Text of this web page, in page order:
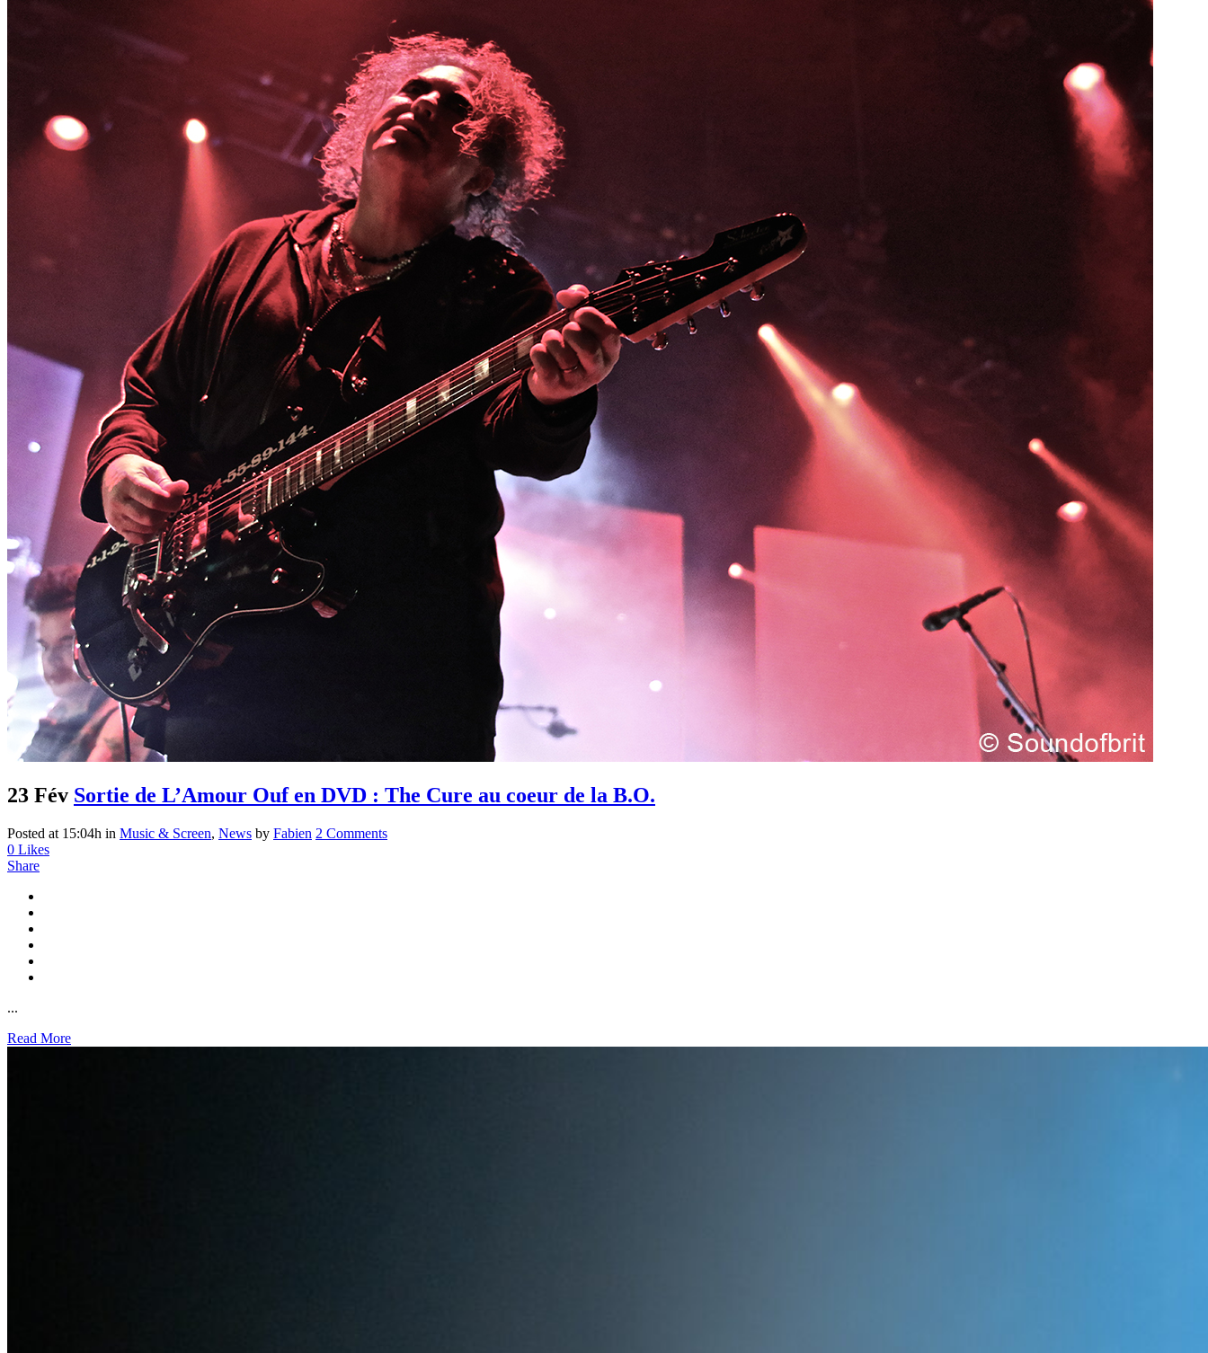
23 Fév Sortie de L’Amour Ouf en DVD : The Cure au coeur de la B.O.
Posted at 15:04h in Music & Screen, News by Fabien 2 Comments
0 Likes
Share
...
Read More